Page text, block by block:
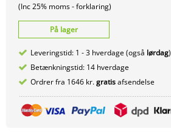
(Inc 25% moms -forklaring)
På lager
Leveringstid: 1 - 3 hverdage (også lørdag)
Betænkningstid: 14 hverdage
Ordrer fra 1646 kr.gratisafsendelse